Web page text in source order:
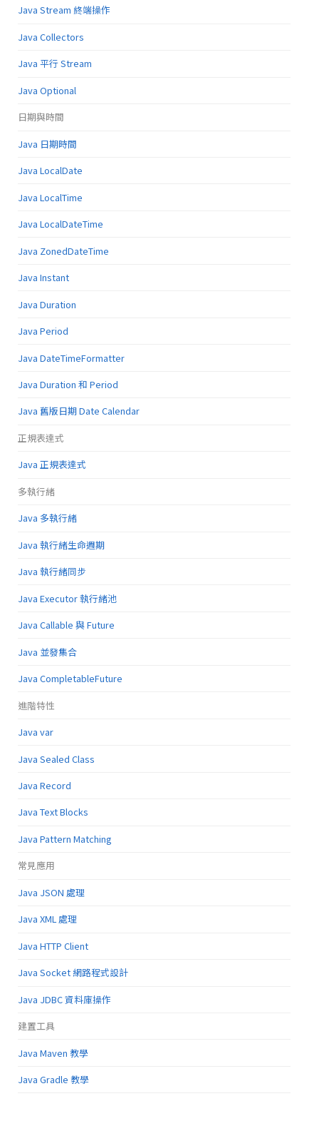
Java Stream 終端操作
Java Collectors
Java 平行 Stream
Java Optional
日期與時間
Java 日期時間
Java LocalDate
Java LocalTime
Java LocalDateTime
Java ZonedDateTime
Java Instant
Java Duration
Java Period
Java DateTimeFormatter
Java Duration 和 Period
Java 舊版日期 Date Calendar
正規表達式
Java 正規表達式
多執行緒
Java 多執行緒
Java 執行緒生命週期
Java 執行緒同步
Java Executor 執行緒池
Java Callable 與 Future
Java 並發集合
Java CompletableFuture
進階特性
Java var
Java Sealed Class
Java Record
Java Text Blocks
Java Pattern Matching
常見應用
Java JSON 處理
Java XML 處理
Java HTTP Client
Java Socket 網路程式設計
Java JDBC 資料庫操作
建置工具
Java Maven 教學
Java Gradle 教學